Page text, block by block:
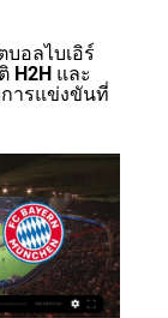
อลไบเอิร์
H2H และ
ารแข่งขันที่